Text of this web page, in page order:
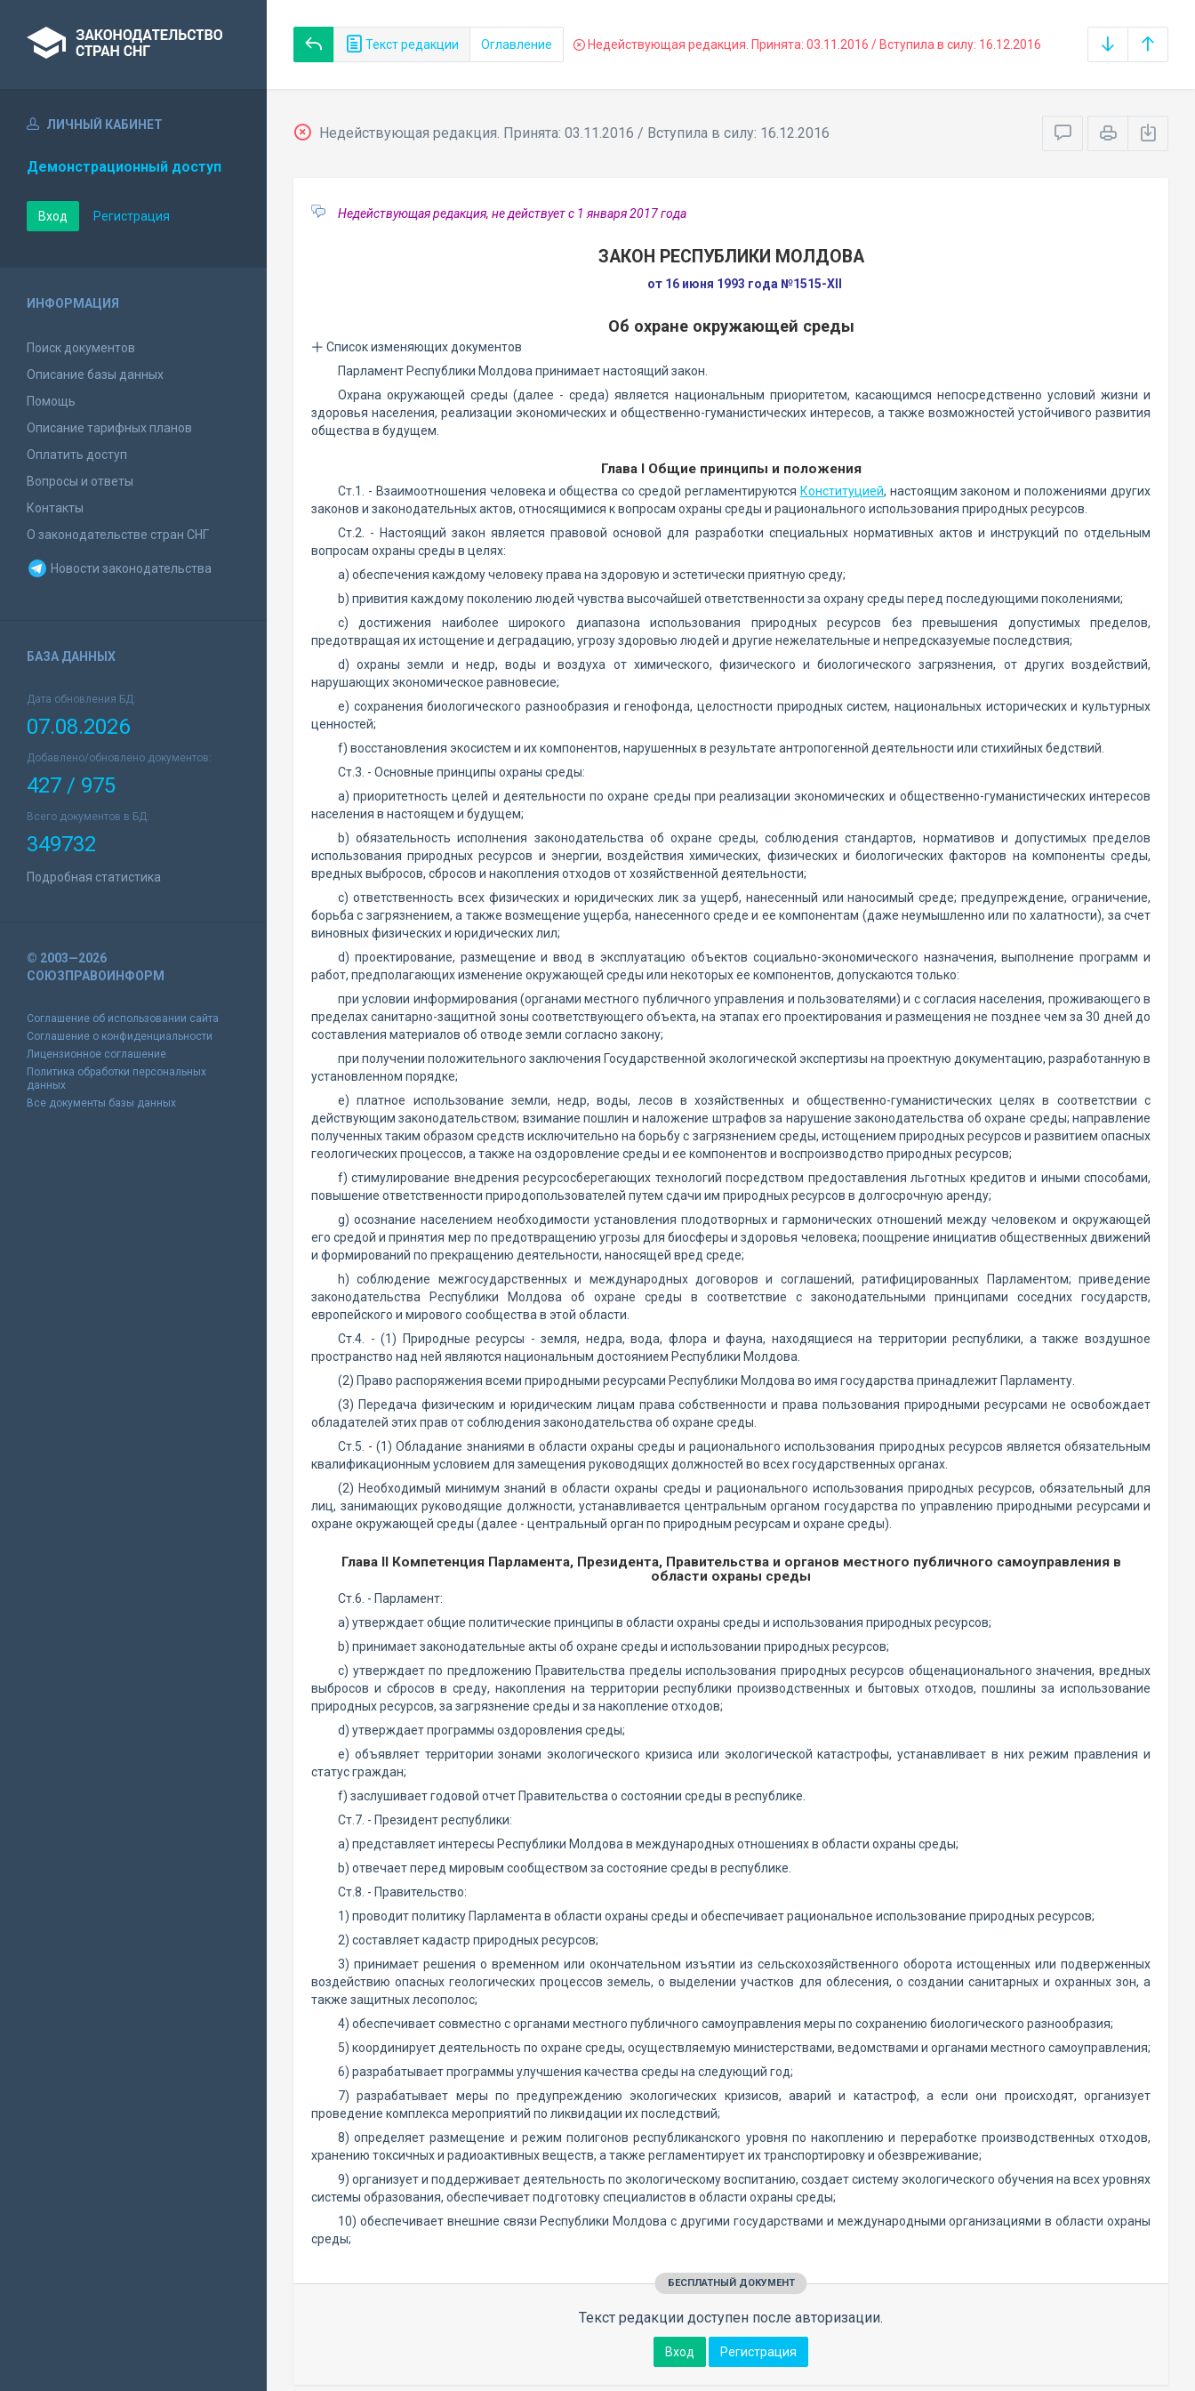
Текст редакции Оглавление Недействующая редакция. Принята: 03.11.2016 / Вступила в силу: 16.12.2016
ЛИЧНЫЙ КАБИНЕТ
Демонстрационный доступ
Вход Регистрация
ИНФОРМАЦИЯ
Поиск документов
Описание базы данных
Помощь
Описание тарифных планов
Оплатить доступ
Вопросы и ответы
Контакты
О законодательстве стран СНГ
Новости законодательства
БАЗА ДАННЫХ
Дата обновления БД:
07.08.2026
Добавлено/обновлено документов:
427 / 975
Всего документов в БД:
349732
Подробная статистика
© 2003—2026
СОЮЗПРАВОИНФОРМ
Соглашение об использовании сайта
Соглашение о конфиденциальности
Лицензионное соглашение
Политика обработки персональных
данных
Все документы базы данных
Недействующая редакция. Принята: 03.11.2016 / Вступила в силу: 16.12.2016
Недействующая редакция, не действует с 1 января 2017 года
ЗАКОН РЕСПУБЛИКИ МОЛДОВА
от 16 июня 1993 года №1515-XII
Об охране окружающей среды
Список изменяющих документов
Парламент Республики Молдова принимает настоящий закон.
Охрана окружающей среды (далее - среда) является национальным приоритетом, касающимся непосредственно условий жизни и
здоровья населения, реализации экономических и общественно-гуманистических интересов, а также возможностей устойчивого развития
общества в будущем.
Глава I Общие принципы и положения
Ст.1. - Взаимоотношения человека и общества со средой регламентируются Конституцией, настоящим законом и положениями других
законов и законодательных актов, относящимися к вопросам охраны среды и рационального использования природных ресурсов.
Ст.2. - Настоящий закон является правовой основой для разработки специальных нормативных актов и инструкций по отдельным
вопросам охраны среды в целях:
а) обеспечения каждому человеку права на здоровую и эстетически приятную среду;
b) привития каждому поколению людей чувства высочайшей ответственности за охрану среды перед последующими поколениями;
с) достижения наиболее широкого диапазона использования природных ресурсов без превышения допустимых пределов,
предотвращая их истощение и деградацию, угрозу здоровью людей и другие нежелательные и непредсказуемые последствия;
d) охраны земли и недр, воды и воздуха от химического, физического и биологического загрязнения, от других воздействий,
нарушающих экономическое равновесие;
e) сохранения биологического разнообразия и генофонда, целостности природных систем, национальных исторических и культурных
ценностей;
f) восстановления экосистем и их компонентов, нарушенных в результате антропогенной деятельности или стихийных бедствий.
Ст.3. - Основные принципы охраны среды:
а) приоритетность целей и деятельности по охране среды при реализации экономических и общественно-гуманистических интересов
населения в настоящем и будущем;
b) обязательность исполнения законодательства об охране среды, соблюдения стандартов, нормативов и допустимых пределов
использования природных ресурсов и энергии, воздействия химических, физических и биологических факторов на компоненты среды,
вредных выбросов, сбросов и накопления отходов от хозяйственной деятельности;
с) ответственность всех физических и юридических лик за ущерб, нанесенный или наносимый среде; предупреждение, ограничение,
борьба с загрязнением, а также возмещение ущерба, нанесенного среде и ее компонентам (даже неумышленно или по халатности), за счет
виновных физических и юридических лил;
d) проектирование, размещение и ввод в эксплуатацию объектов социально-экономического назначения, выполнение программ и
работ, предполагающих изменение окружающей среды или некоторых ее компонентов, допускаются только:
при условии информирования (органами местного публичного управления и пользователями) и с согласия населения, проживающего в
пределах санитарно-защитной зоны соответствующего объекта, на этапах его проектирования и размещения не позднее чем за 30 дней до
составления материалов об отводе земли согласно закону;
при получении положительного заключения Государственной экологической экспертизы на проектную документацию, разработанную в
установленном порядке;
e) платное использование земли, недр, воды, лесов в хозяйственных и общественно-гуманистических целях в соответствии с
действующим законодательством; взимание пошлин и наложение штрафов за нарушение законодательства об охране среды; направление
полученных таким образом средств исключительно на борьбу с загрязнением среды, истощением природных ресурсов и развитием опасных
геологических процессов, а также на оздоровление среды и ее компонентов и воспроизводство природных ресурсов;
f) стимулирование внедрения ресурсосберегающих технологий посредством предоставления льготных кредитов и иными способами,
повышение ответственности природопользователей путем сдачи им природных ресурсов в долгосрочную аренду;
g) осознание населением необходимости установления плодотворных и гармонических отношений между человеком и окружающей
его средой и принятия мер по предотвращению угрозы для биосферы и здоровья человека; поощрение инициатив общественных движений
и формирований по прекращению деятельности, наносящей вред среде;
h) соблюдение межгосударственных и международных договоров и соглашений, ратифицированных Парламентом; приведение
законодательства Республики Молдова об охране среды в соответствие с законодательными принципами соседних государств,
европейского и мирового сообщества в этой области.
Ст.4. - (1) Природные ресурсы - земля, недра, вода, флора и фауна, находящиеся на территории республики, а также воздушное
пространство над ней являются национальным достоянием Республики Молдова.
(2) Право распоряжения всеми природными ресурсами Республики Молдова во имя государства принадлежит Парламенту.
(3) Передача физическим и юридическим лицам права собственности и права пользования природными ресурсами не освобождает
обладателей этих прав от соблюдения законодательства об охране среды.
Ст.5. - (1) Обладание знаниями в области охраны среды и рационального использования природных ресурсов является обязательным
квалификационным условием для замещения руководящих должностей во всех государственных органах.
(2) Необходимый минимум знаний в области охраны среды и рационального использования природных ресурсов, обязательный для
лиц, занимающих руководящие должности, устанавливается центральным органом государства по управлению природными ресурсами и
охране окружающей среды (далее - центральный орган по природным ресурсам и охране среды).
Глава II Компетенция Парламента, Президента, Правительства и органов местного публичного самоуправления в
области охраны среды
Ст.6. - Парламент:
а) утверждает общие политические принципы в области охраны среды и использования природных ресурсов;
b) принимает законодательные акты об охране среды и использовании природных ресурсов;
с) утверждает по предложению Правительства пределы использования природных ресурсов общенационального значения, вредных
выбросов и сбросов в среду, накопления на территории республики производственных и бытовых отходов, пошлины за использование
природных ресурсов, за загрязнение среды и за накопление отходов;
d) утверждает программы оздоровления среды;
е) объявляет территории зонами экологического кризиса или экологической катастрофы, устанавливает в них режим правления и
статус граждан;
f) заслушивает годовой отчет Правительства о состоянии среды в республике.
Ст.7. - Президент республики:
а) представляет интересы Республики Молдова в международных отношениях в области охраны среды;
b) отвечает перед мировым сообществом за состояние среды в республике.
Ст.8. - Правительство:
1) проводит политику Парламента в области охраны среды и обеспечивает рациональное использование природных ресурсов;
2) составляет кадастр природных ресурсов;
3) принимает решения о временном или окончательном изъятии из сельскохозяйственного оборота истощенных или подверженных
воздействию опасных геологических процессов земель, о выделении участков для облесения, о создании санитарных и охранных зон, а
также защитных лесополос;
4) обеспечивает совместно с органами местного публичного самоуправления меры по сохранению биологического разнообразия;
5) координирует деятельность по охране среды, осуществляемую министерствами, ведомствами и органами местного самоуправления;
6) разрабатывает программы улучшения качества среды на следующий год;
7) разрабатывает меры по предупреждению экологических кризисов, аварий и катастроф, а если они происходят, организует
проведение комплекса мероприятий по ликвидации их последствий;
8) определяет размещение и режим полигонов республиканского уровня по накоплению и переработке производственных отходов,
хранению токсичных и радиоактивных веществ, а также регламентирует их транспортировку и обезвреживание;
9) организует и поддерживает деятельность по экологическому воспитанию, создает систему экологического обучения на всех уровнях
системы образования, обеспечивает подготовку специалистов в области охраны среды;
10) обеспечивает внешние связи Республики Молдова с другими государствами и международными организациями в области охраны
среды;
БЕСПЛАТНЫЙ ДОКУМЕНТ
Текст редакции доступен после авторизации.
Вход Регистрация